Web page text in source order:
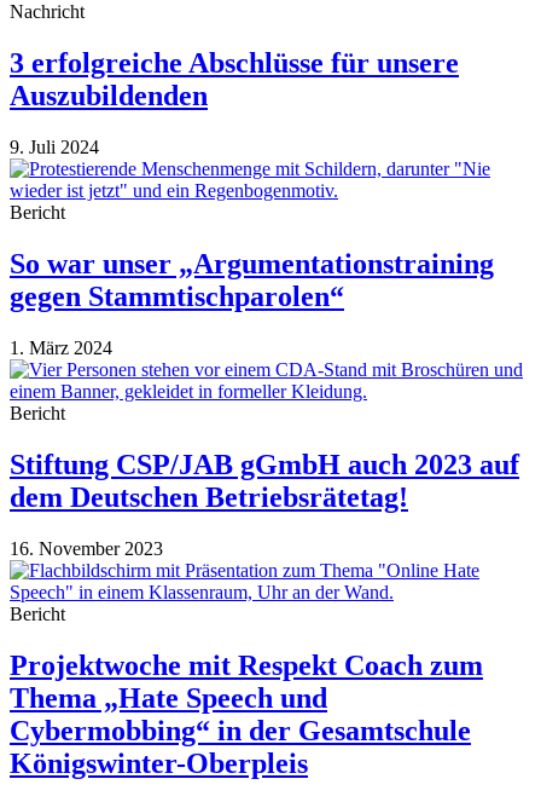
Nachricht
3 erfolgreiche Abschlüsse für unsere
Auszubildenden
9. Juli 2024
Bericht
So war unser „Argumentationstraining
gegen Stammtischparolen“
1. März 2024
Bericht
Stiftung CSP/JAB gGmbH auch 2023 auf
dem Deutschen Betriebsrätetag!
16. November 2023
Bericht
Projektwoche mit Respekt Coach zum
Thema „Hate Speech und
Cybermobbing“ in der Gesamtschule
Königswinter-Oberpleis